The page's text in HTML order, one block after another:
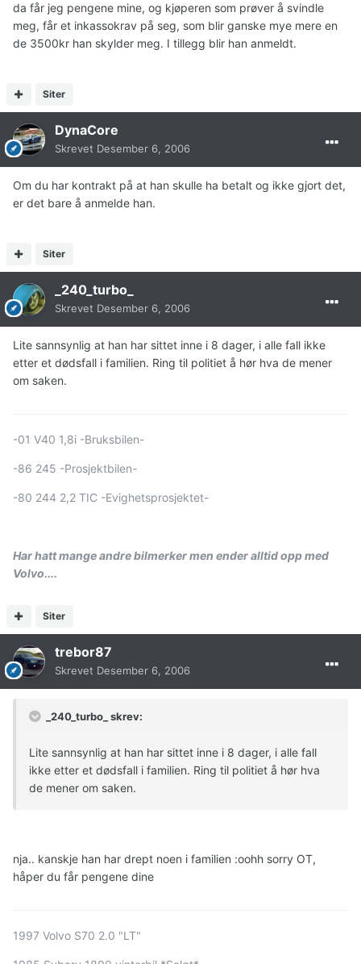
da får jeg pengene mine, og kjøperen som prøver å svindle
meg, får et inkassokrav på seg, som blir ganske mye mere en
de 3500kr han skylder meg. I tillegg blir han anmeldt.
Siter
DynaCore
Skrevet Desember 6, 2006
Om du har kontrakt på at han skulle ha betalt og ikke gjort det,
er det bare å anmelde han.
Siter
_240_turbo_
Skrevet Desember 6, 2006
Lite sannsynlig at han har sittet inne i 8 dager, i alle fall ikke
etter et dødsfall i familien. Ring til politiet å hør hva de mener
om saken.
Siter
-01 V40 1,8i -Bruksbilen-
-86 245 -Prosjektbilen-
-80 244 2,2 TIC -Evighetsprosjektet-
Har hatt mange andre bilmerker men ender alltid opp med
Volvo....
trebor87
Skrevet Desember 6, 2006
_240_turbo_ skrev:
Lite sannsynlig at han har sittet inne i 8 dager, i alle fall
ikke etter et dødsfall i familien. Ring til politiet å hør hva
de mener om saken.
nja.. kanskje han har drept noen i familien :oohh sorry OT,
håper du får pengene dine
1997 Volvo S70 2.0 "LT"